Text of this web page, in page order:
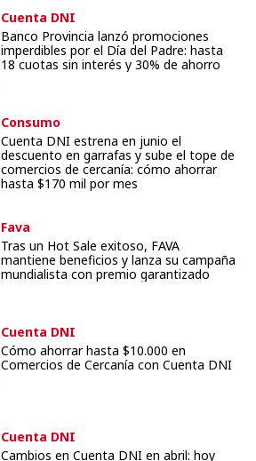
Cuenta DNI
Banco Provincia lanzó promociones
imperdibles por el Día del Padre: hasta
18 cuotas sin interés y 30% de ahorro
Consumo
Cuenta DNI estrena en junio el
descuento en garrafas y sube el tope de
comercios de cercanía: cómo ahorrar
hasta $170 mil por mes
Fava
Tras un Hot Sale exitoso, FAVA
mantiene beneficios y lanza su campaña
mundialista con premio garantizado
Cuenta DNI
Cómo ahorrar hasta $10.000 en
Comercios de Cercanía con Cuenta DNI
Cuenta DNI
Cambios en Cuenta DNI en abril: hoy